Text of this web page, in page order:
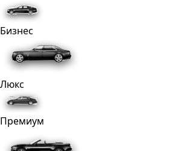
Бизнес
Люкс
Премиум